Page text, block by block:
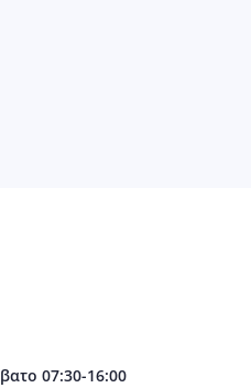
07:30-16:00